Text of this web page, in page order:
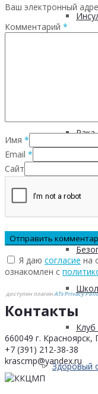
Рака
Клуб
Здоровый
Ваш электронный
Комментарий *
Имя *
Email *
Сайт
Я даю согласие на
ознакомлен с
доступен плагинATs Privacy
Контакты
660049 г.
+7 (391) 212-38-38
krascmp@yandex.ru